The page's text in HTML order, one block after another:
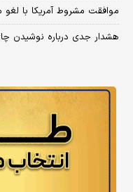
موافقت مشروط آمریکا با لغو
هشدار جدی درباره نوشیدن